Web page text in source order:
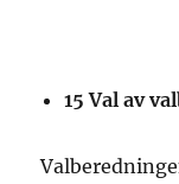
15 Val av